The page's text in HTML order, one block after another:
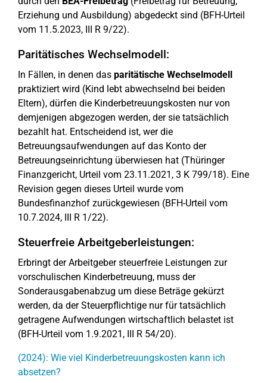
Erziehung und Ausbildung) abgedeckt sind (BFH-Urteil
vom 11.5.2023, III R 9/22).
Paritätisches Wechselmodell:
In Fällen, in denen das paritätische Wechselmodell
praktiziert wird (Kind lebt abwechselnd bei beiden
Eltern), dürfen die Kinderbetreuungskosten nur von
demjenigen abgezogen werden, der sie tatsächlich
bezahlt hat. Entscheidend ist, wer die
Betreuungsaufwendungen auf das Konto der
Betreuungseinrichtung überwiesen hat (Thüringer
Finanzgericht, Urteil vom 23.11.2021, 3 K 799/18). Eine
Revision gegen dieses Urteil wurde vom
Bundesfinanzhof zurückgewiesen (BFH-Urteil vom
10.7.2024, III R 1/22).
Steuerfreie Arbeitgeberleistungen:
Erbringt der Arbeitgeber steuerfreie Leistungen zur
vorschulischen Kinderbetreuung, muss der
Sonderausgabenabzug um diese Beträge gekürzt
werden, da der Steuerpflichtige nur für tatsächlich
getragene Aufwendungen wirtschaftlich belastet ist
(BFH-Urteil vom 1.9.2021, III R 54/20).
(2024): Wie viel Kinderbetreuungskosten kann ich
absetzen?